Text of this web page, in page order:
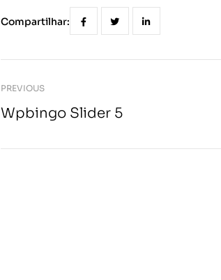
Compartilhar:
PREVIOUS
Wpbingo Slider 5